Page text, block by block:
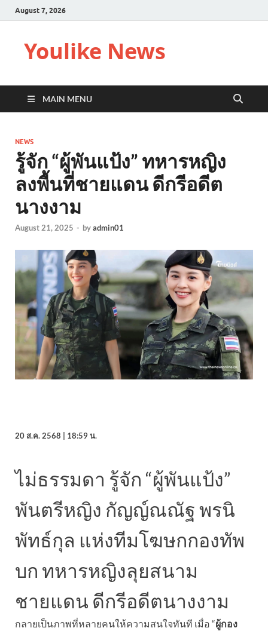
August 7, 2026
Youlike News
MAIN MENU
NEWS
รู้จัก “ผู้พันแป้ง” ทหารหญิง
ลงพื้นที่ชายแดน ดีกรีอดีต
นางงาม
August 21, 2025 - byadmin01
20 ส.ค. 2568 | 18:59 น.
ไม่ธรรมดา รู้จัก “ผู้พันแป้ง”
พันตรีหญิง กัญญ์ณณัฐ พรนิ
พัทธ์กุล แห่งทีมโฆษกกองทัพ
บก ทหารหญิงลุยสนาม
ชายแดน ดีกรีอดีตนางงาม
กลายเป็นภาพที่หลายคนให้ความสนใจทันที เมื่อ “ผู้กอง